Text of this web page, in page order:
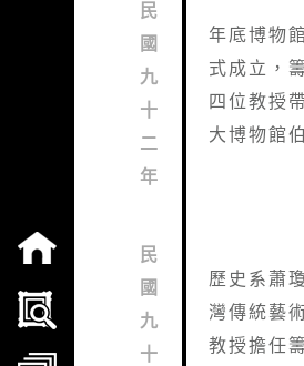
民
國
九
十
二
年
年底博物
式成立，
四位教授
大博物館
民
國
九
十
歷史系蕭
灣傳統藝
教授擔任